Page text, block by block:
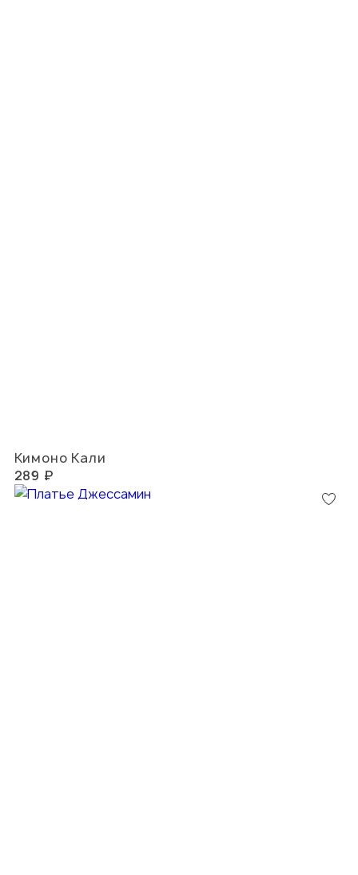
Кимоно Кали
289 ₽